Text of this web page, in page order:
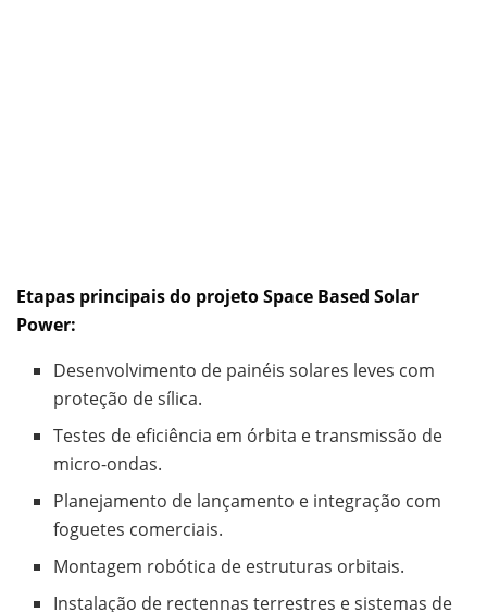
Etapas principais do projeto Space Based Solar
Power:
Desenvolvimento de painéis solares leves com
proteção de sílica.
Testes de eficiência em órbita e transmissão de
micro-ondas.
Planejamento de lançamento e integração com
foguetes comerciais.
Montagem robótica de estruturas orbitais.
Instalação de rectennas terrestres e sistemas de